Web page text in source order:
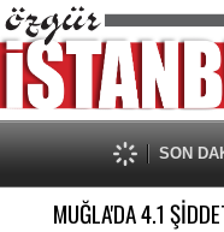
SON
MUĞLA'DA 4.1